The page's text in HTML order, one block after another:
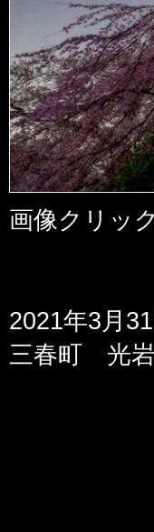
画像クリッ
2021年3月
三春町 光